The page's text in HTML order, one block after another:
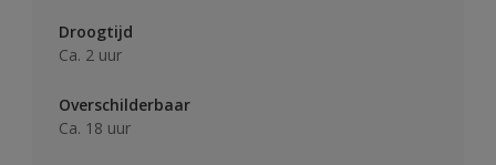
Droogtijd
Ca. 2 uur
Overschilderbaar
Ca. 18 uur